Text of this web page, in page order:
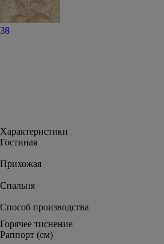
38
Характеристики
Гостиная
Прихожая
Спальня
Способ производства
Горячее тиснение
Раппорт (см)